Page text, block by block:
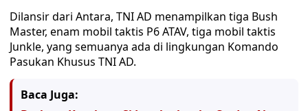
Dilansir dari Antara, TNI AD menampilkan tiga Bush
Master, enam mobil taktis P6 ATAV, tiga mobil taktis
Junkle, yang semuanya ada di lingkungan Komando
Pasukan Khusus TNI AD.
Baca Juga: